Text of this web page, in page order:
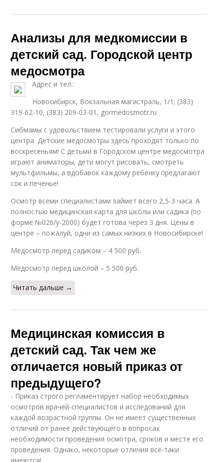
Анализы для медкомиссии в
детский сад. Городской центр
медосмотра
Адрес и тел.:
Новосибирск, Вокзальная магистраль, 1/1; (383)
319-62-10, (383) 209-03-01, gormedosmotr.ru
Сибмамы с удовольствием тестировали услуги и этого
центра. Детские медосмотры здесь проходят только по
воскресеньям! С детьми в Городском центре медосмотра
играют аниматоры, дети могут рисовать, смотреть
мультфильмы, а вдобавок каждому ребенку предлагают
сок и печенье!
Осмотр всеми специалистами займет всего 2,5-3 часа. А
полностью медицинская карта для школы или садика (по
форме №026/у-2000) будет готова через 3 дня. Цены в
центре – пожалуй, одни из самых низких в Новосибирске!
Медосмотр перед садиком – 4 500 руб.
Медосмотр перед школой – 5 500 руб.
Читать дальше →
Медицинская комиссия в
детский сад. Так чем же
отличается новый приказ от
предыдущего?
- Приказ строго регламентирует набор необходимых
осмотров врачей-специалистов и исследований для
каждой возрастной группы. Он не имеет существенных
отличий от ранее действующего в вопросах
необходимости проведения осмотра, сроков и месте его
проведения. Однако, некоторые отличия всё-таки